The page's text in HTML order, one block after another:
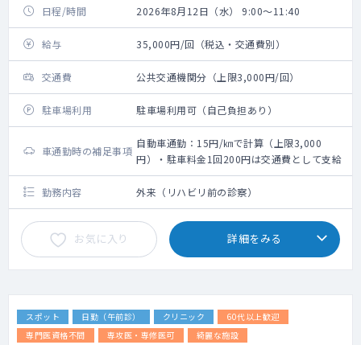
日程/時間 2026年8月12日（水） 9:00～11:40
給与 35,000円/回（税込・交通費別）
交通費 公共交通機関分（上限3,000円/回）
駐車場利用 駐車場利用可（自己負担あり）
車通勤時の補足事項
自動車通勤：15円/㎞で計算（上限3,000
円）・駐車料金1回200円は交通費として支給
勤務内容 外来（リハビリ前の診察）
お気に入り 詳細をみる
スポット 日勤（午前診） クリニック
60代以上歓迎
専門医資格不問
専攻医・専修医可 綺麗な施設